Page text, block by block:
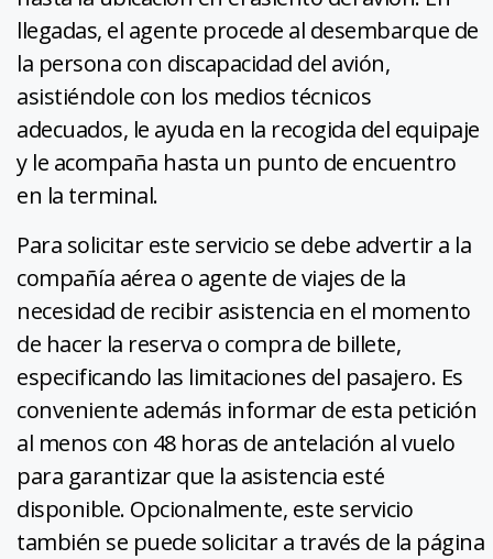
llegadas, el agente procede al desembarque de
la persona con discapacidad del avión,
asistiéndole con los medios técnicos
adecuados, le ayuda en la recogida del equipaje
y le acompaña hasta un punto de encuentro
en la terminal.
Para solicitar este servicio se debe advertir a la
compañía aérea o agente de viajes de la
necesidad de recibir asistencia en el momento
de hacer la reserva o compra de billete,
especificando las limitaciones del pasajero. Es
conveniente además informar de esta petición
al menos con 48 horas de antelación al vuelo
para garantizar que la asistencia esté
disponible. Opcionalmente, este servicio
también se puede solicitar a través de la página